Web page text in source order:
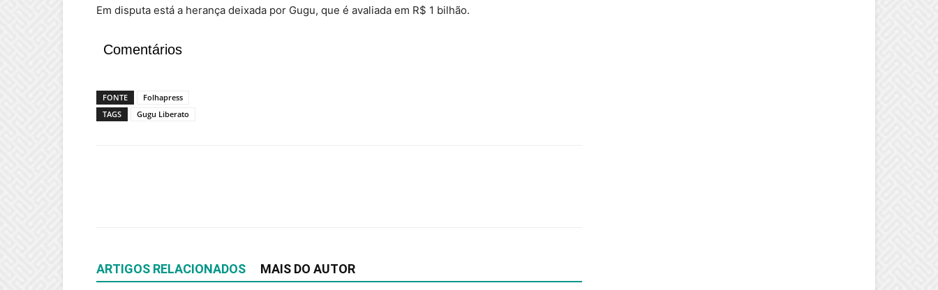
Em disputa está a herança deixada por Gugu, que é avaliada em R$ 1 bilhão.
Comentários
FONTE
Folhapress
TAGS
Gugu Liberato
ARTIGOS RELACIONADOS MAIS DO AUTOR